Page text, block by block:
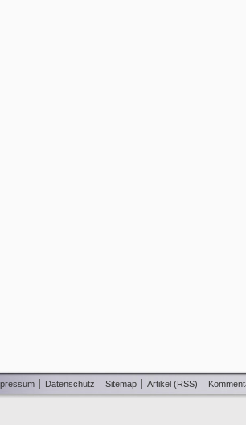
Datenschutz Sitemap Artikel (RSS)